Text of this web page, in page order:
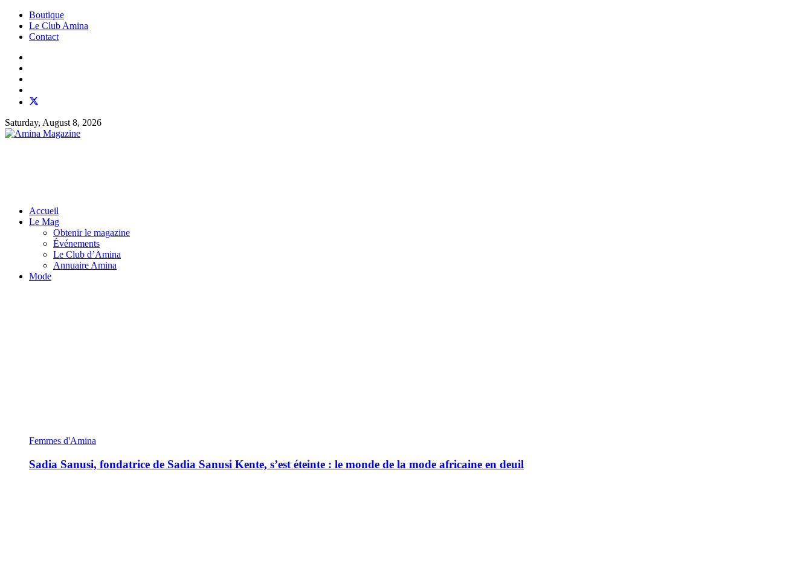
Boutique
Le Club Amina
Contact
Saturday, August 8, 2026
Accueil
Le Mag
Obtenir le magazine
Événements
Le Club d’Amina
Annuaire Amina
Mode
Femmes d'Amina
Sadia Sanusi, fondatrice de Sadia Sanusi Kente, s’est éteinte : le monde de la mode africaine en deuil